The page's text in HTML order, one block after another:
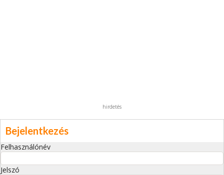
hirdetés
Bejelentkezés
Felhasználónév
Jelszó